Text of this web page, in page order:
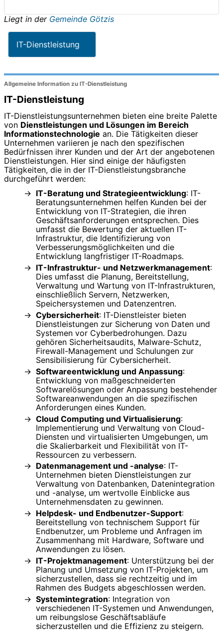
Liegt in der Gemeinde Götzis
IT-Dienstleistung
Allgemeine Information zu IT-Dienstleistung
IT-Dienstleistung
IT-Dienstleistungsunternehmen bieten eine breite Palette
von Dienstleistungen und Lösungen im Bereich
Informationstechnologie an. Die Tätigkeiten dieser
Unternehmen variieren je nach den spezifischen
Bedürfnissen ihrer Kunden und der Art der angebotenen
Dienstleistungen. Hier sind einige der häufigsten
Tätigkeiten, die in der IT-Dienstleistungsbranche
durchgeführt werden:
IT-Beratung und Strategieentwicklung: IT-
Beratungsunternehmen helfen Kunden bei der
Entwicklung von IT-Strategien, die ihren
Geschäftsanforderungen entsprechen. Dies
umfasst die Bewertung der aktuellen IT-
Infrastruktur, die Identifizierung von
Verbesserungsmöglichkeiten und die
Entwicklung langfristiger IT-Roadmaps.
IT-Infrastruktur- und Netzwerkmanagement:
Dies umfasst die Planung, Bereitstellung,
Verwaltung und Wartung von IT-Infrastrukturen,
einschließlich Servern, Netzwerken,
Speichersystemen und Datenzentren.
Cybersicherheit: IT-Dienstleister bieten
Dienstleistungen zur Sicherung von Daten und
Systemen vor Cyberbedrohungen. Dazu
gehören Sicherheitsaudits, Malware-Schutz,
Firewall-Management und Schulungen zur
Sensibilisierung für Cybersicherheit.
Softwareentwicklung und Anpassung:
Entwicklung von maßgeschneiderten
Softwarelösungen oder Anpassung bestehender
Softwareanwendungen an die spezifischen
Anforderungen eines Kunden.
Cloud Computing und Virtualisierung:
Implementierung und Verwaltung von Cloud-
Diensten und virtualisierten Umgebungen, um
die Skalierbarkeit und Flexibilität von IT-
Ressourcen zu verbessern.
Datenmanagement und -analyse: IT-
Unternehmen bieten Dienstleistungen zur
Verwaltung von Datenbanken, Datenintegration
und -analyse, um wertvolle Einblicke aus
Unternehmensdaten zu gewinnen.
Helpdesk- und Endbenutzer-Support:
Bereitstellung von technischem Support für
Endbenutzer, um Probleme und Anfragen im
Zusammenhang mit Hardware, Software und
Anwendungen zu lösen.
IT-Projektmanagement: Unterstützung bei der
Planung und Umsetzung von IT-Projekten, um
sicherzustellen, dass sie rechtzeitig und im
Rahmen des Budgets abgeschlossen werden.
Systemintegration: Integration von
verschiedenen IT-Systemen und Anwendungen,
um reibungslose Geschäftsabläufe
sicherzustellen und die Effizienz zu steigern.